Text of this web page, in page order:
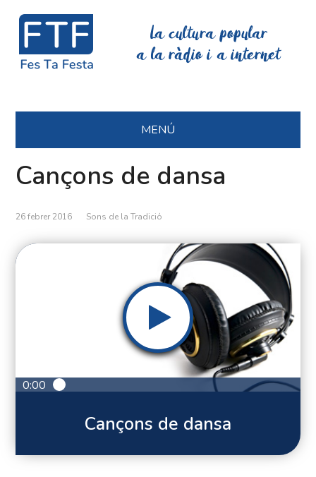
La cultura popular
a la ràdio i a internet
MENÚ
Cançons de dansa
26 febrer 2016 Sons de la Tradició
0:00
Cançons de dansa